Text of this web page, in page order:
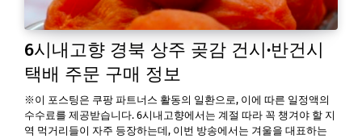
6시내고향 경북 상주 곶감 건시·반건시
택배 주문 구매 정보
※이 포스팅은 쿠팡 파트너스 활동의 일환으로, 이에 따른 일정액의
수수료를 제공받습니다. 6시내고향에서는 계절 따라 꼭 챙겨야 할 지
역 먹거리들이 자주 등장하는데, 이번 방송에서는 겨울을 대표하는